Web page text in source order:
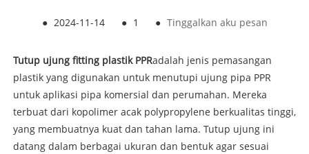
● 2024-11-14 ● 1 ● Tinggalkan aku pesan
Tutup ujung fitting plastik PPRadalah jenis pemasangan
plastik yang digunakan untuk menutupi ujung pipa PPR
untuk aplikasi pipa komersial dan perumahan. Mereka
terbuat dari kopolimer acak polypropylene berkualitas tinggi,
yang membuatnya kuat dan tahan lama. Tutup ujung ini
datang dalam berbagai ukuran dan bentuk agar sesuai